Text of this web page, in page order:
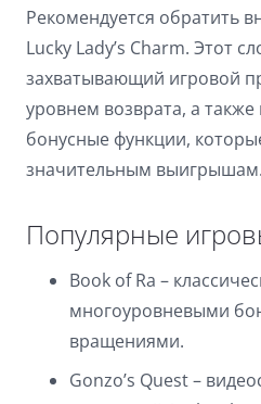
Рекомендуется обратить
Lucky Lady’s Charm. Этот
захватывающий игровой
уровнем возврата, а
бонусные функции,
значительным выигрышам.
Популярные
Book of Ra –
многоуровневыми
вращениями.
Gonzo’s Quest –